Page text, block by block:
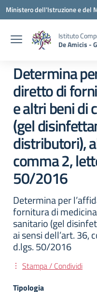
Vai ai contenuti
Vai al menu di navigazione
Vai al footer
Ministero dell'Istruzione e del
Istituto
De Amicis -
Determina
diretto di
e altri beni di
(gel
distributori),
comma 2,
50/2016
Determina per
fornitura di
sanitario (gel
ai sensi dell’art. 36,
d.lgs. 50/2016
Stampa / Condividi
Tipologia